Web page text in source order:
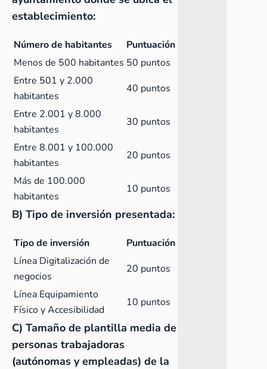
establecimiento:
Número de habitantes
Puntuación
Menos de 500 habitantes 50 puntos
Entre 501 y 2.000
habitantes
40 puntos
Entre 2.001 y 8.000
habitantes
30 puntos
Entre 8.001 y 100.000
habitantes
20 puntos
Más de 100.000
habitantes
10 puntos
B) Tipo de inversión presentada:
Tipo de inversión
Puntuación
Línea Digitalización de
negocios
20 puntos
Línea Equipamiento
Físico y Accesibilidad
10 puntos
C) Tamaño de plantilla media de
personas trabajadoras
(autónomas y empleadas) de la